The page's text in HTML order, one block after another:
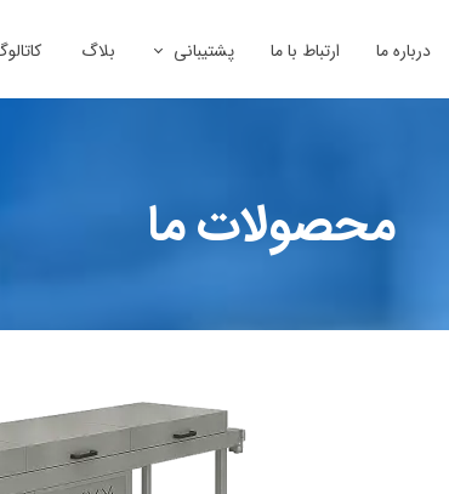
درباره ما ارتباط با ما پشتیبانی بلاگ
محصولات ما